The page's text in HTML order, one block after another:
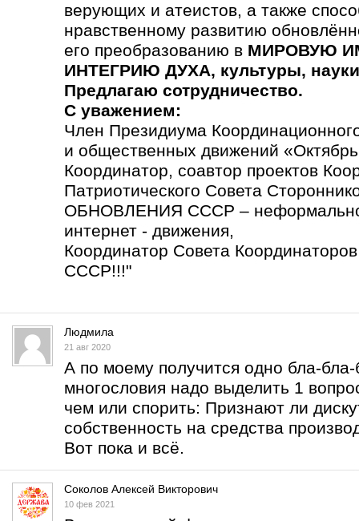
верующих и атеистов, а также
нравственному развитию
его преобразованию в МИРОВУЮ
ИНТЕГРИЮ ДУХА, культуры,
Предлагаю сотрудничество.
С уважением:
Член Президиума
и общественных движений
Координатор, соавтор проектов
Патриотического Совета
ОБНОВЛЕНИЯ СССР –
интернет - движения,
Координатор Совета
СССР!!!"
Людмила
21 авг 2020
А по моему получится одно бла-бла-
многословия надо выделить 1
чем или спорить: Признают ли
собственность на средства
Вот пока и всё.
Соколов Алексей Викторович
10 фев 2021